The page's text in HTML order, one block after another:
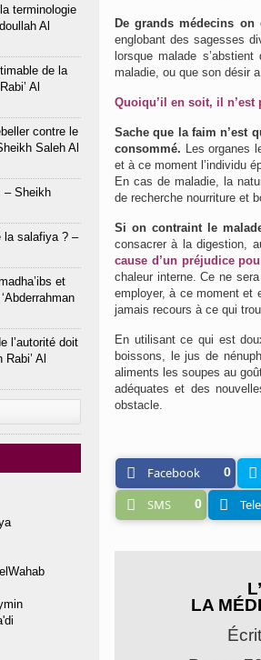
De grands médecins on
englobant des sagesses
lorsque malade
maladie, ou que son désir
Quoiqu’il en soit, il
Sache que la faim n’est
consommé. Les organes
et à ce moment l’individu
En cas de maladie, la
de recherche nourriture et
Si on contraint le
consacrer à la digestion,
cause d’un préjudice
chaleur interne. Ce ne
employer, à ce moment et
jamais recours à ce qui
En utilisant ce qui est
boissons, le jus de
aliments les soupes au
adéquates et des
obstacle.
Facebook 0
SMS 0
LA
terminologie
Al
de la
Al
contre le
Saleh Al
– Sheikh
la salafiya ? –
et
l’autorité doit
Al